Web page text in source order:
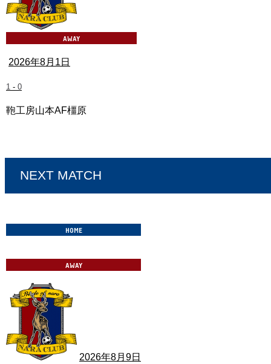
2026年8月1日
1 - 0
鞄工房山本AF橿原
NEXT MATCH
2026年8月9日